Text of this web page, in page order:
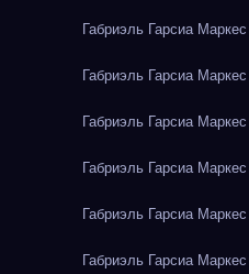
Габриэль Гарсиа
Габриэль Гарсиа
Габриэль Гарсиа
Габриэль Гарсиа
Габриэль Гарсиа
Габриэль Гарсиа